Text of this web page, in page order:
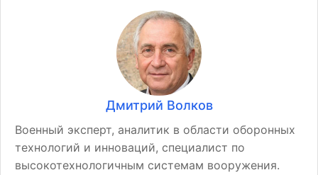
Дмитрий Волков
Военный эксперт, аналитик в области оборонных
технологий и инноваций, специалист по
высокотехнологичным системам вооружения.